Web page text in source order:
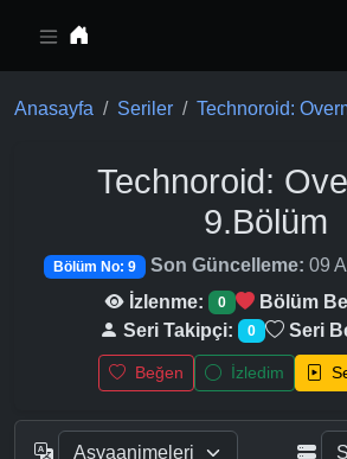
Anasayfa Seriler Technoroid:
Technoroid:
9.Bölüm
Bölüm No: 9 Son Güncelleme: 09
İzlenme:
0 Bölüm
Seri Takipçi: 0 Seri
Beğen İzledim